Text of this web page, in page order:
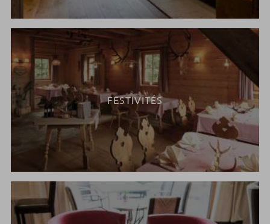
FESTIVITÉS